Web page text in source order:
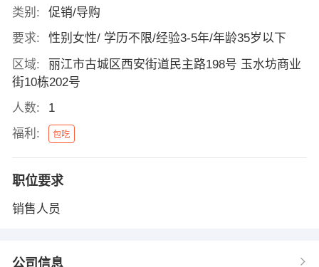
类别:
促销/导购
要求:
性别女性/ 学历不限/经验3-5年/年龄35岁以下
区域:
丽江市古城区西安街道民主路198号 玉水坊商业
街10栋202号
人数:
1
福利:
包吃
职位要求
销售人员
公司信息